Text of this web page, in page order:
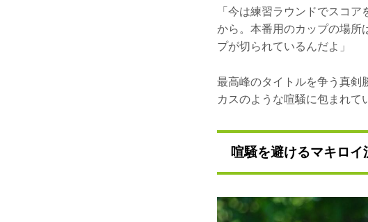
「今は練習ラウンドでスコ
から。本番用のカップの場所
プが切られているんだよ」
最高峰のタイトルを争う真剣
カスのような喧騒に包まれて
喧騒を避けるマキロ